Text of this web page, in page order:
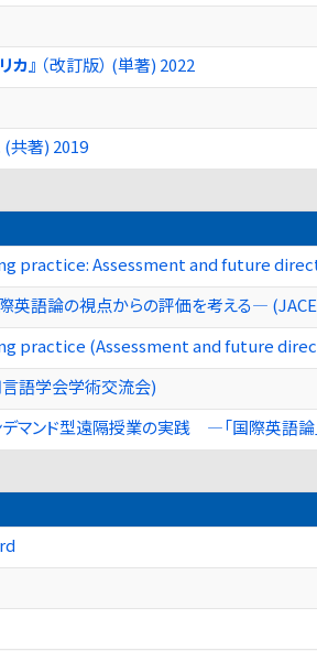
』 （改訂版） (単著) 2022
共著) 2019
practice: Assessment and future
語論の視点からの評価を考える―
practice (Assessment and future
語学会学術交流会)
デマンド型遠隔授業の実践 ―「国際英語